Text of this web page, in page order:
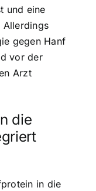
und eine
Allerdings
gegen Hanf
vor der
Arzt
die
in die